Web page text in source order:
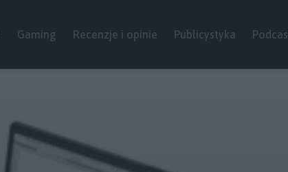
Gaming Recenzje i opinie Publicystyka